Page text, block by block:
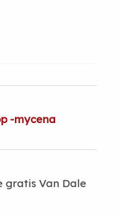
-mycena
gratis Van Dale